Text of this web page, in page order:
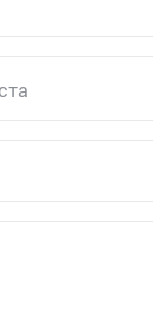
простатита
для мужчин